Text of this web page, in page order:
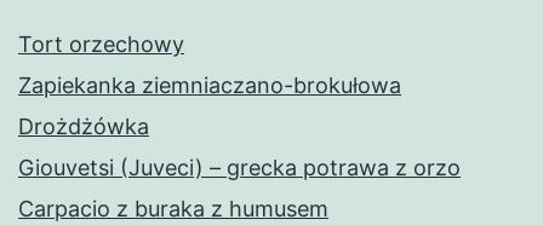
Tort orzechowy
Zapiekanka ziemniaczano-brokułowa
Drożdżówka
Giouvetsi (Juveci) – grecka potrawa z orzo
Carpacio z buraka z humusem